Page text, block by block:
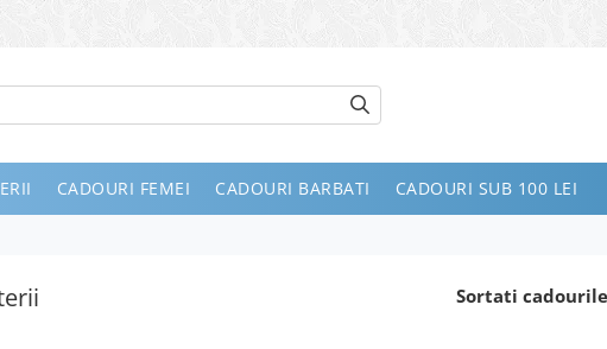
CADOURI FEMEI CADOURI BARBATI CADOURI SUB 100 LEI
Sortati